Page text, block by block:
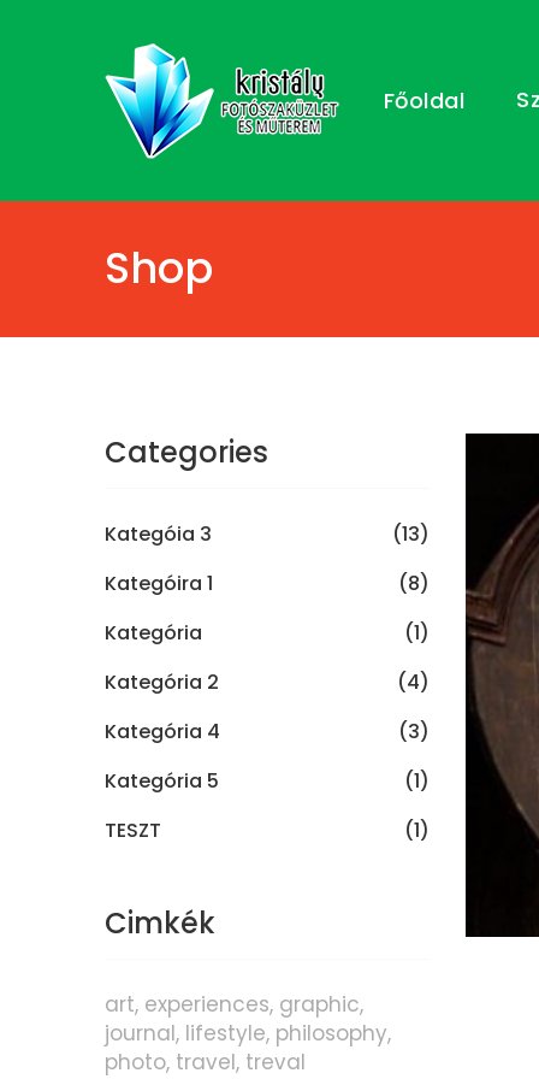
Főoldal
Shop
Categories
Kategóia 3
(13)
Kategóira 1
(8)
Kategória
(1)
Kategória 2
(4)
Kategória 4
(3)
Kategória 5
(1)
TESZT
(1)
Cimkék
art experiences graphic
journal lifestyle philosophy
photo travel treval